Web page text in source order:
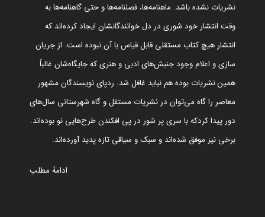
نشریات نشده باشد. ماهنامه‌ها، فصلنامه‌ها و حتی گاهنامه‌ها به
وقت انتشار خود شوری در دل خوانندگانشان ایجاد کرده‌اند که
انتشار هیچ کتاب مستقلی قابل قیاس با آن نبوده است. از جریان
سازی و اعلام وجود جنبش‌های ادبی و هنری که جایگاه‌شان غالباً
همین نشریات بوده هم نباید غافل شد. ردپای نویسندگان مشهور
معاصر را گاه می‌توان در نشریات مستقل و گاه شهرستانی سال‌های
دور پیدا کردکه با سری پر شور در پی افکندن طرح‌هایی نو بوده‌اند.
برخی نیز موفق شده‌اند و سبک و سیاقی تازه پدید آورده‌اند.
ادامۀ مطلب